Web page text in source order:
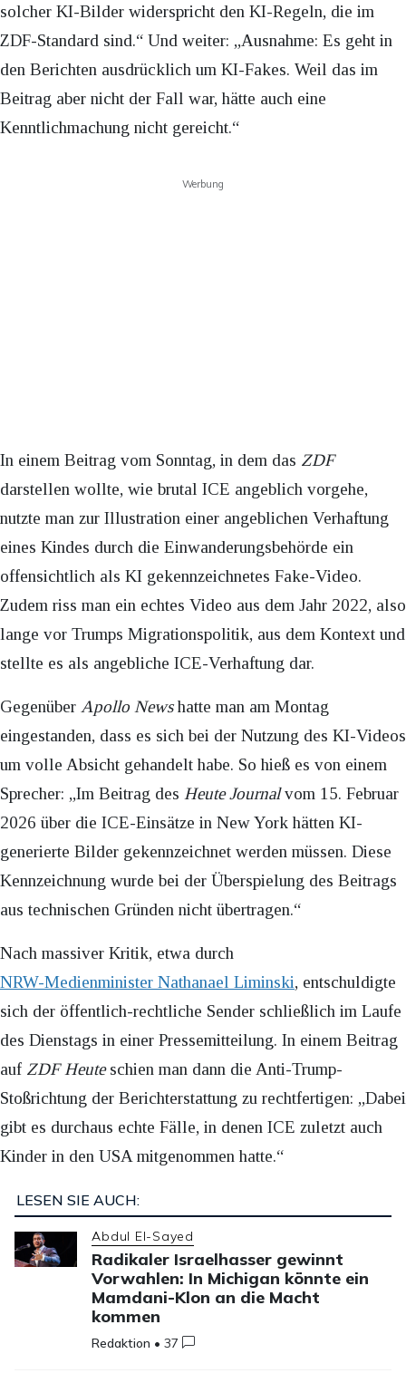
solcher KI-Bilder widerspricht den KI-Regeln, die im
ZDF-Standard sind.“ Und weiter: „Ausnahme: Es geht in
den Berichten ausdrücklich um KI-Fakes. Weil das im
Beitrag aber nicht der Fall war, hätte auch eine
Kenntlichmachung nicht gereicht.“
Werbung
In einem Beitrag vom Sonntag, in dem das ZDF
darstellen wollte, wie brutal ICE angeblich vorgehe,
nutzte man zur Illustration einer angeblichen Verhaftung
eines Kindes durch die Einwanderungsbehörde ein
offensichtlich als KI gekennzeichnetes Fake-Video.
Zudem riss man ein echtes Video aus dem Jahr 2022, also
lange vor Trumps Migrationspolitik, aus dem Kontext und
stellte es als angebliche ICE-Verhaftung dar.
Gegenüber Apollo Newshatte man am Montag
eingestanden, dass es sich bei der Nutzung des KI-Videos
um volle Absicht gehandelt habe. So hieß es von einem
Sprecher: „Im Beitrag des Heute Journalvom 15. Februar
2026 über die ICE-Einsätze in New York hätten KI-
generierte Bilder gekennzeichnet werden müssen. Diese
Kennzeichnung wurde bei der Überspielung des Beitrags
aus technischen Gründen nicht übertragen.“
Nach massiver Kritik, etwa durch
NRW-Medienminister Nathanael Liminski, entschuldigte
sich der öffentlich-rechtliche Sender schließlich im Laufe
des Dienstags in einer Pressemitteilung. In einem Beitrag
auf ZDF Heuteschien man dann die Anti-Trump-
Stoßrichtung der Berichterstattung zu rechtfertigen: „Dabei
gibt es durchaus echte Fälle, in denen ICE zuletzt auch
Kinder in den USA mitgenommen hatte.“
LESEN SIE AUCH:
Abdul El-Sayed
Radikaler Israelhasser gewinnt
Vorwahlen: In Michigan könnte ein
Mamdani-Klon an die Macht
kommen
Redaktion •37